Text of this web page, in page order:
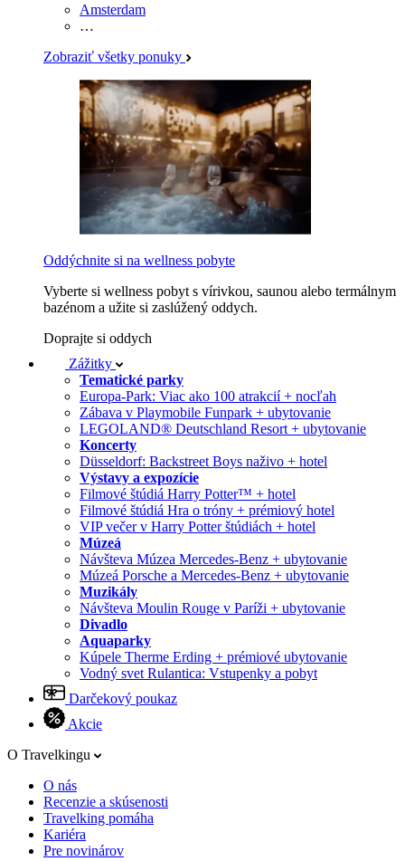
Amsterdam
…
Zobraziť všetky ponuky
Oddýchnite si na wellness pobyte
Vyberte si wellness pobyt s vírivkou, saunou alebo termálnym
bazénom a užite si zaslúžený oddych.
Doprajte si oddych
Zážitky
Tematické parky
Europa-Park: Viac ako 100 atrakcií + nocľah
Zábava v Playmobile Funpark + ubytovanie
LEGOLAND® Deutschland Resort + ubytovanie
Koncerty
Düsseldorf: Backstreet Boys naživo + hotel
Výstavy a expozície
Filmové štúdiá Harry Potter™ + hotel
Filmové štúdiá Hra o tróny + prémiový hotel
VIP večer v Harry Potter štúdiách + hotel
Múzeá
Návšteva Múzea Mercedes-Benz + ubytovanie
Múzeá Porsche a Mercedes-Benz + ubytovanie
Muzikály
Návšteva Moulin Rouge v Paríži + ubytovanie
Divadlo
Aquaparky
Kúpele Therme Erding + prémiové ubytovanie
Vodný svet Rulantica: Vstupenky a pobyt
Darčekový poukaz
Akcie
O Travelkingu
O nás
Recenzie a skúsenosti
Travelking pomáha
Kariéra
Pre novinárov